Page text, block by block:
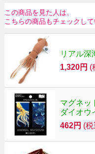
この商品を見た人は、
こちらの商品もチェックして
リアル深
1,320円 (
マグネッ
ダイオウ
462円 (